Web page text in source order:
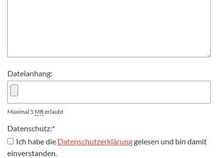
Dateianhang:
Maximal 5 MB erlaubt
Datenschutz:*
Ich habe die Datenschutzerklärunggelesen und bin damit
einverstanden.